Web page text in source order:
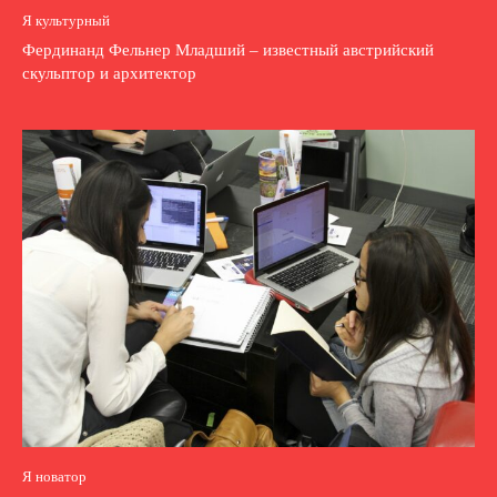
Я культурный
Фердинанд Фельнер Младший – известный австрийский
скульптор и архитектор
Я новатор